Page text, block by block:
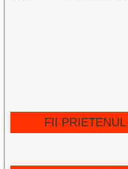
FII